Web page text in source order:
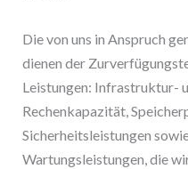
Die von uns in Anspruch
dienen der
Leistungen: Infrastruktur-
Rechenkapazität,
Sicherheitsleistungen
Wartungsleistungen, die